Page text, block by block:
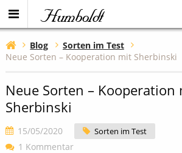
Humboldt
Blog
Sorten im Test
Neue Sorten – Kooperation mit Sherbinski
Neue Sorten – Kooperation
Sherbinski
15/05/2020 Sorten im Test
1 Kommentar